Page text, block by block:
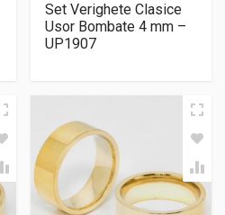
Set Verighete Clasice
Usor Bombate 4 mm –
UP1907